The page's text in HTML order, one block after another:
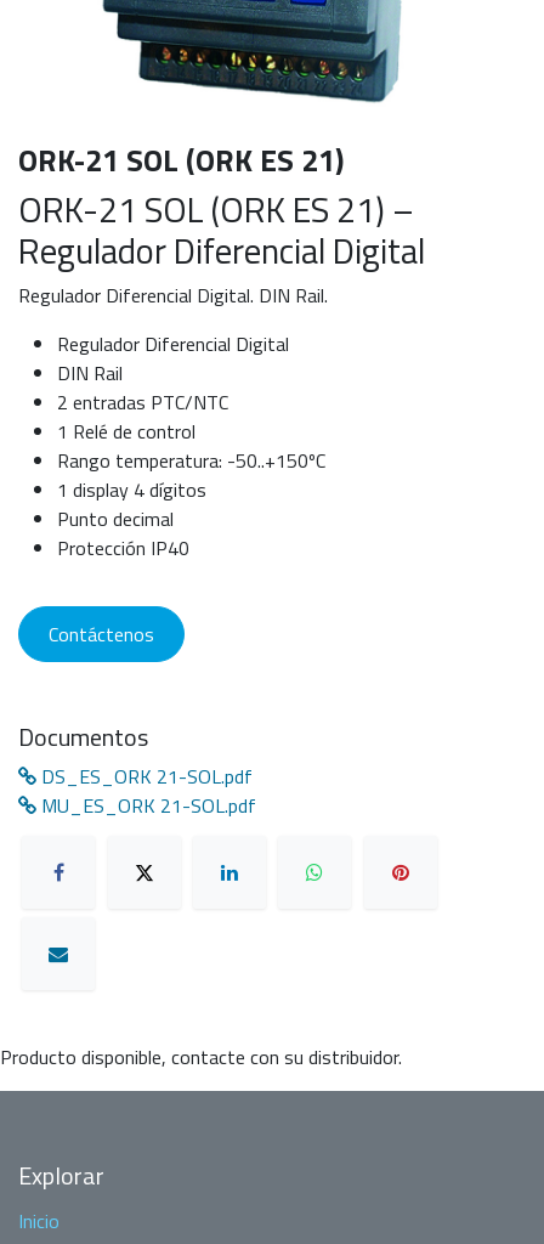
ORK-21 SOL (ORK ES 21)
ORK-21 SOL (ORK ES 21) –
Regulador Diferencial Digital
Regulador Diferencial Digital. DIN Rail.
Regulador Diferencial Digital
DIN Rail
2 entradas PTC/NTC
1 Relé de control
Rango temperatura: -50..+150ºC
1 display 4 dígitos
Punto decimal
Protección IP40
Contáctenos
Documentos
DS_ES_ORK 21-SOL.pdf
MU_ES_ORK 21-SOL.pdf
Producto disponible, contacte con su distribuidor.
Explorar
Inicio